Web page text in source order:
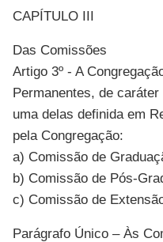
CAPÍTULO III
Das Comissões
Artigo 3º - A
Permanentes, de
uma delas definida em
pela Congregação:
a) Comissão de
b) Comissão de Pós-
c) Comissão de
Parágrafo Único – Às